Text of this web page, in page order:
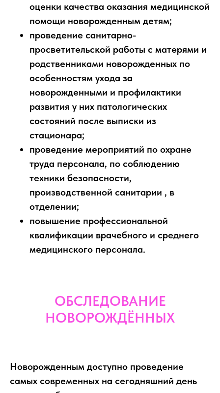
оценки качества оказания медицинской
помощи новорожденным детям;
проведение санитарно-
просветительской работы с матерями и
родственниками новорожденных по
особенностям ухода за
новорожденными и профилактики
развития у них патологических
состояний после выписки из
стационара;
проведение мероприятий по охране
труда персонала, по соблюдению
техники безопасности,
производственной санитарии , в
отделении;
повышение профессиональной
квалификации врачебного и среднего
медицинского персонала.
ОБСЛЕДОВАНИЕ
НОВОРОЖДЁННЫХ
Новорожденным доступно проведение
самых современных на сегодняшний день